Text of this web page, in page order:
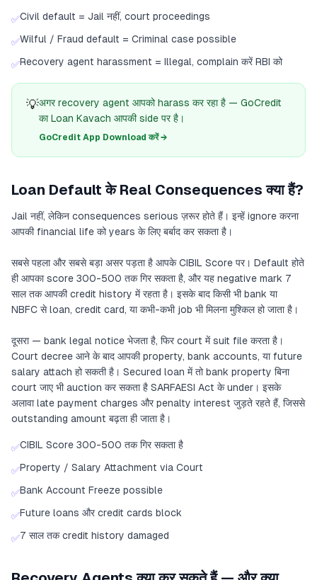
✅Civil default = Jail नहीं, court proceedings
✅Wilful / Fraud default = Criminal case possible
✅Recovery agent harassment = Illegal, complain करें RBI को
💡अगर recovery agent आपको harass कर रहा है — GoCredit
का Loan Kavach आपकी side पर है।
GoCredit App Download करें →
Loan Default के Real Consequences क्या हैं?
Jail नहीं, लेकिन consequences serious ज़रूर होते हैं। इन्हें ignore करना
आपकी financial life को years के लिए बर्बाद कर सकता है।
सबसे पहला और सबसे बड़ा असर पड़ता है आपके CIBIL Score पर। Default होते
ही आपका score 300-500 तक गिर सकता है, और यह negative mark 7
साल तक आपकी credit history में रहता है। इसके बाद किसी भी bank या
NBFC से loan, credit card, या कभी-कभी job भी मिलना मुश्किल हो जाता है।
दूसरा — bank legal notice भेजता है, फिर court में suit file करता है।
Court decree आने के बाद आपकी property, bank accounts, या future
salary attach हो सकती है। Secured loan में तो bank property बिना
court जाए भी auction कर सकता है SARFAESI Act के under। इसके
अलावा late payment charges और penalty interest जुड़ते रहते हैं, जिससे
outstanding amount बढ़ता ही जाता है।
✅CIBIL Score 300-500 तक गिर सकता है
✅Property / Salary Attachment via Court
✅Bank Account Freeze possible
✅Future loans और credit cards block
✅7 साल तक credit history damaged